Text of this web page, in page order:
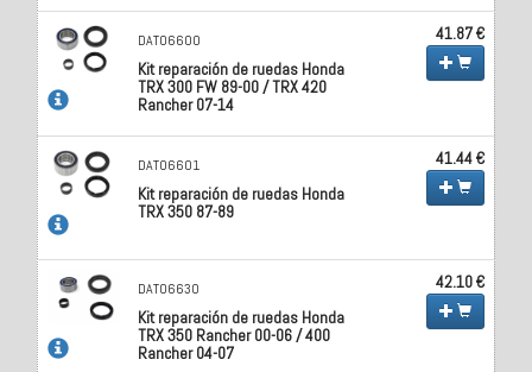
DAT06600
Kit reparación de ruedas Honda
TRX 300 FW 89-00 / TRX 420
Rancher 07-14
41.87 €
DAT06601
Kit reparación de ruedas Honda
TRX 350 87-89
41.44 €
DAT06630
Kit reparación de ruedas Honda
TRX 350 Rancher 00-06 / 400
Rancher 04-07
42.10 €